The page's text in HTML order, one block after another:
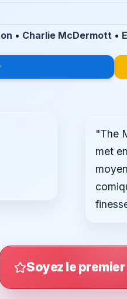
• Charlie McDermott •
"The
met
Soyez le